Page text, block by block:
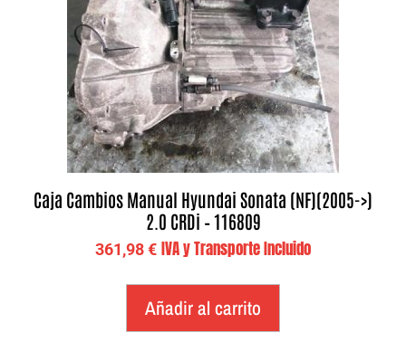
Caja Cambios Manual Hyundai Sonata (NF)(2005->)
2.0 CRDi – 116809
361,98€ IVA y Transporte Incluido
Añadir al carrito